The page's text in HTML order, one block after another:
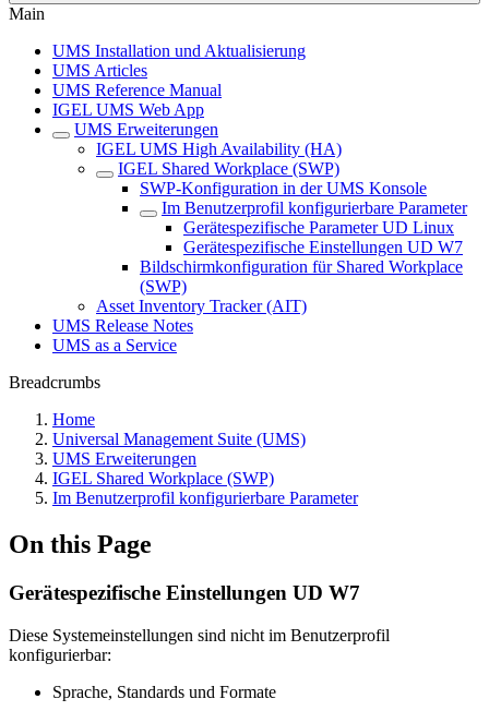
Main
UMS Installation und Aktualisierung
UMS Articles
UMS Reference Manual
IGEL UMS Web App
UMS Erweiterungen
IGEL UMS High Availability (HA)
IGEL Shared Workplace (SWP)
SWP-Konfiguration in der UMS Konsole
Im Benutzerprofil konfigurierbare Parameter
Gerätespezifische Parameter UD Linux
Gerätespezifische Einstellungen UD W7
Bildschirmkonfiguration für Shared Workplace
(SWP)
Asset Inventory Tracker (AIT)
UMS Release Notes
UMS as a Service
Breadcrumbs
Home
Universal Management Suite (UMS)
UMS Erweiterungen
IGEL Shared Workplace (SWP)
Im Benutzerprofil konfigurierbare Parameter
On this Page
Gerätespezifische Einstellungen UD W7
Diese Systemeinstellungen sind nicht im Benutzerprofil
konfigurierbar:
Sprache, Standards und Formate